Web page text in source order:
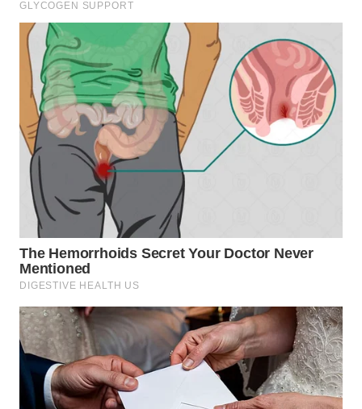
WN
SULUT
WN
MALUKU
WN
MALUT
WN
DAIRI
WN
DANAU
WN
NIAS
WN